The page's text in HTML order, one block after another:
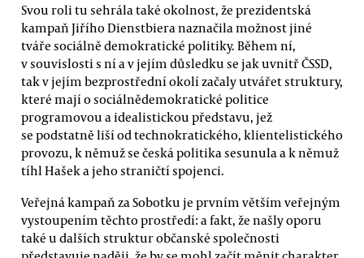
Svou roli tu sehrála také okolnost, že prezidentská
kampaň Jiřího Dienstbiera naznačila možnost jiné
tváře sociálně demokratické politiky. Během ní,
v souvislosti s ní a v jejím důsledku se jak uvnitř ČSSD,
tak v jejím bezprostřední okolí začaly utvářet struktury,
které mají o sociálnědemokratické politice
programovou a idealistickou představu, jež
se podstatně liší od technokratického, klientelistického
provozu, k němuž se česká politika sesunula a k němuž
tíhl Hašek a jeho straničtí spojenci.
Veřejná kampaň za Sobotku je prvním větším veřejným
vystoupením těchto prostředí: a fakt, že našly oporu
také u dalších struktur občanské společnosti